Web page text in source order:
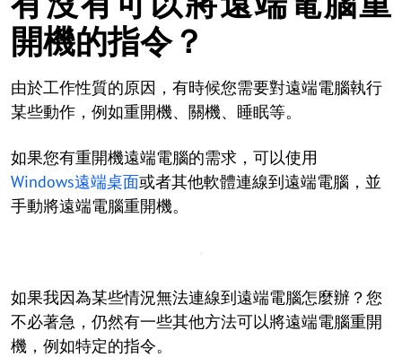
開機的指令？
由於工作性質的原因，有時候您需要對遠端電腦執行
某些動作，例如重開機、關機、睡眠等。
如果您有重開機遠端電腦的需求，可以使用
Windows遠端桌面或者其他軟體連線到遠端電腦，並
手動將遠端電腦重開機。
如果我因為某些情況無法連線到遠端電腦怎麼辦？您
不必著急，仍然有一些其他方法可以將遠端電腦重開
機，例如特定的指令。